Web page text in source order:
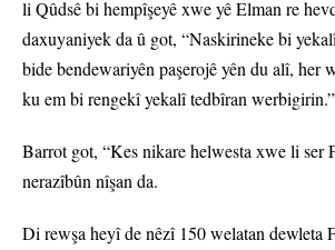
li Qûdsê bi hempîşeyê xwe yê Elman re
daxuyaniyek da û got, “Naskirineke bi
bide bendewariyên paşerojê yên du alî, her
ku em bi rengekî yekalî tedbîran werbigirin.”
Barrot got, “Kes nikare helwesta xwe li ser
nerazîbûn nîşan da.
Di rewşa heyî de nêzî 150 welatan dewleta